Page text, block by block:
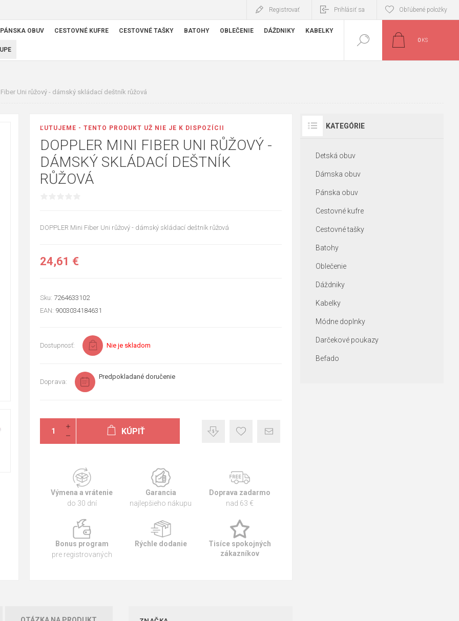
Registrovať Prihlásiť sa Obľúbené položky
PÁNSKA OBUV CESTOVNÉ KUFRE CESTOVNÉ TAŠKY BATOHY OBLEČENIE DÁŽDNIKY KABELKY
0 KS
Fiber Uni růžový - dámský skládací deštník růžová
ĽUTUJEME - TENTO PRODUKT UŽ NIE JE K DISPOZÍCII
DOPPLER MINI FIBER UNI RŮŽOVÝ -
DÁMSKÝ SKLÁDACÍ DEŠTNÍK
RŮŽOVÁ
DOPPLER Mini Fiber Uni růžový - dámský skládací deštník růžová
24,61 €
Sku: 7264633102
EAN: 9003034184631
Dostupnosť: Nie je skladom
Doprava:
Predpokladané doručenie
KÚPIŤ
Výmena a vrátenie
do 30 dní
Garancia
najlepšieho nákupu
Doprava zadarmo
nad 63 €
Bonus program
pre registrovaných
Rýchle dodanie
Tisíce spokojných
zákazníkov
KATEGÓRIE
Detská obuv
Dámska obuv
Pánska obuv
Cestovné kufre
Cestovné tašky
Batohy
Oblečenie
Dáždniky
Kabelky
Módne doplnky
Darčekové poukazy
Befado